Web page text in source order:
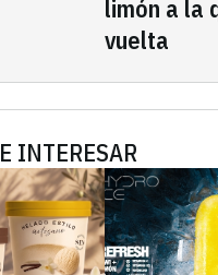
limón a la
vuelta
INTERESAR